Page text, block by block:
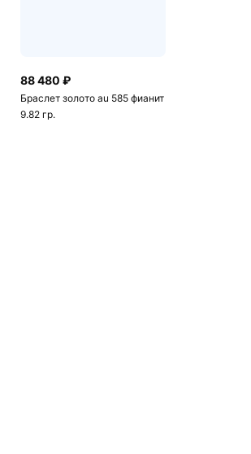
88 480 ₽
Браслет золото au 585 фианит
9.82 гр.